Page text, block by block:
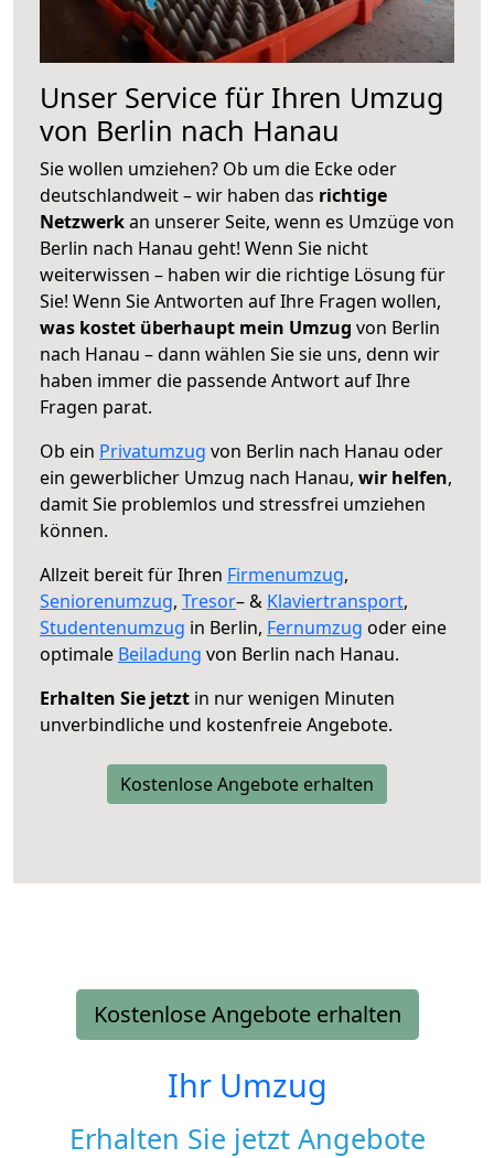
Unser Service für Ihren Umzug
von Berlin nach Hanau
Sie wollen umziehen? Ob um die Ecke oder
deutschlandweit – wir haben das richtige
Netzwerkan unserer Seite, wenn es Umzüge von
Berlin nach Hanau geht! Wenn Sie nicht
weiterwissen – haben wir die richtige Lösung für
Sie! Wenn Sie Antworten auf Ihre Fragen wollen,
was kostet überhaupt mein Umzug von Berlin
nach Hanau – dann wählen Sie sie uns, denn wir
haben immer die passende Antwort auf Ihre
Fragen parat.
Ob ein Privatumzug von Berlin nach Hanau oder
ein gewerblicher Umzug nach Hanau, wir helfen,
damit Sie problemlos und stressfrei umziehen
können.
Allzeit bereit für Ihren Firmenumzug,
Seniorenumzug, Tresor– & Klaviertransport,
Studentenumzug in Berlin, Fernumzug oder eine
optimale Beiladung von Berlin nach Hanau.
Erhalten Sie jetzt in nur wenigen Minuten
unverbindliche und kostenfreie Angebote.
Kostenlose Angebote erhalten
Kostenlose Angebote erhalten
Ihr Umzug
Erhalten Sie jetzt Angebote